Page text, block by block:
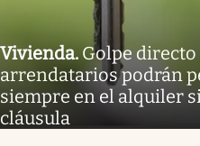
Vivienda. Golpe directo
arrendatarios podrán
siempre en el alquiler
cláusula